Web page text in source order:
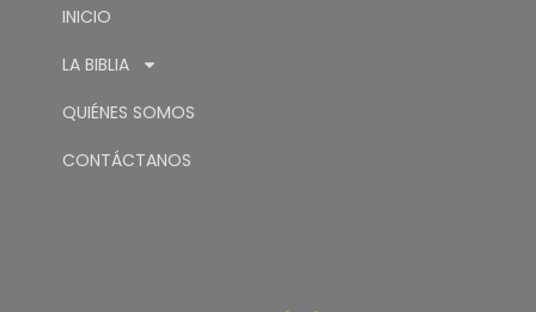
INICIO
LA BIBLIA
QUIÉNES SOMOS
CONTÁCTANOS